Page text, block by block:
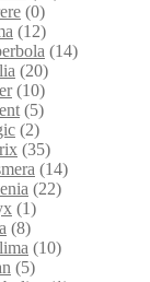
(0)
(12)
(14)
(20)
(10)
(5)
(2)
(35)
(14)
(22)
(1)
(8)
(10)
(5)